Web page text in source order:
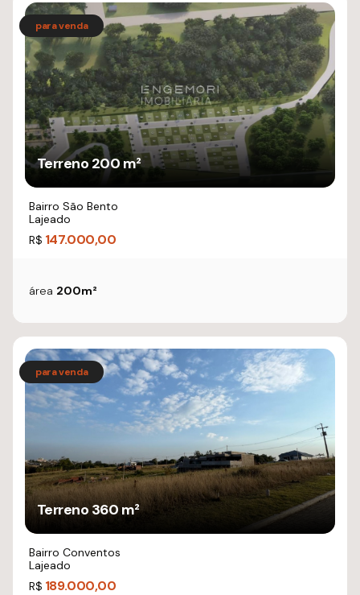
Terreno 200 m²
Bairro São Bento
Lajeado
R$ 147.000,00
área 200m²
Terreno 360 m²
Bairro Conventos
Lajeado
R$ 189.000,00